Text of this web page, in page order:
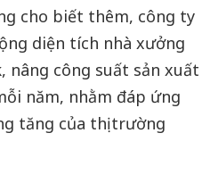
cho biết thêm, công ty
diện tích nhà xưởng
nâng công suất sản xuất
năm, nhằm đáp ứng
tăng của thị trường